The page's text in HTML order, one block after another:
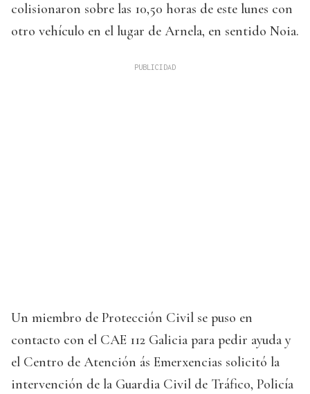
colisionaron sobre las 10,50 horas de este lunes con
otro vehículo en el lugar de Arnela, en sentido Noia.
Un miembro de Protección Civil se puso en
contacto con el CAE 112 Galicia para pedir ayuda y
el Centro de Atención ás Emerxencias solicitó la
intervención de la Guardia Civil de Tráfico, Policía